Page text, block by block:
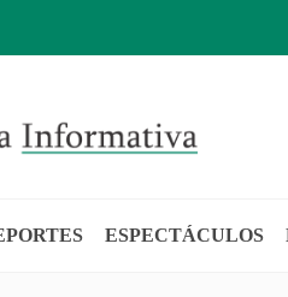
ESPECTÁCULOS